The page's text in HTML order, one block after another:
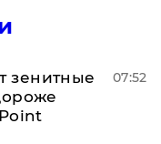
зенитные
07:52